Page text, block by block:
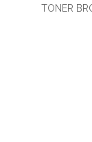
TONER